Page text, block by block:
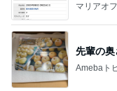
マリアオ
先輩の
Amebaト